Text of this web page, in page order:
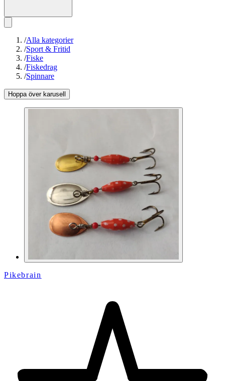
/Alla kategorier
/Sport & Fritid
/Fiske
/Fiskedrag
/Spinnare
Hoppa över karusell
Pikebrain